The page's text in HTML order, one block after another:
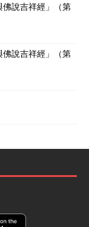
說吉祥經」（第
說吉祥經」（第